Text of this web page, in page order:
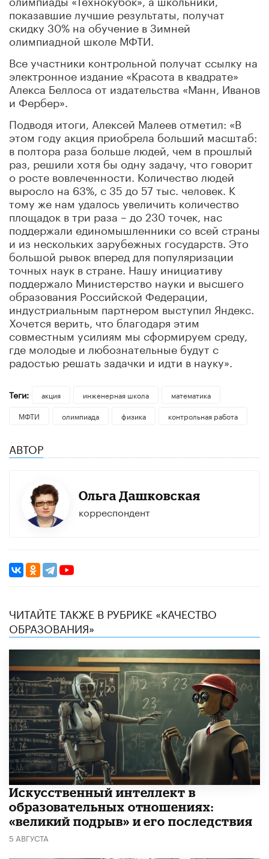
показавшие лучшие результаты, получат
скидку 30% на обучение в Зимней
олимпиадной школе МФТИ.
Все участники контрольной получат ссылку на
электронное издание «Красота в квадрате»
Алекса Беллоса от издательства «Манн, Иванов
и Фербер».
Подводя итоги, Алексей Малеев отметил: «В
этом году акция приобрела больший масштаб:
в полтора раза больше людей, чем в прошлый
раз, решили хотя бы одну задачу, что говорит
о росте вовлеченности. Количество людей
выросло на 63%, с 35 до 57 тыс. человек. К
тому же нам удалось увеличить количество
площадок в три раза – до 230 точек, нас
поддержали единомышленники со всей страны
и из нескольких зарубежных государств. Это
большой рывок вперед для популяризации
точных наук в стране. Нашу инициативу
поддержало Министерство науки и высшего
образования Российской Федерации,
индустриальным партнером выступил Яндекс.
Хочется верить, что благодаря этим
совместным усилиям мы сформируем среду,
где молодые и любознательные будут с
радостью решать задачки и идти в науку».
Теги: акция инженерная школа
математика
МФТИ
олимпиада физика контрольная работа
АВТОР
Ольга Дашковская
корреспондент
ЧИТАЙТЕ ТАКЖЕ В РУБРИКЕ «КАЧЕСТВО
ОБРАЗОВАНИЯ»
​Искусственный интеллект в
образовательных отношениях:
«великий подрыв» и его последствия
5 АВГУСТА